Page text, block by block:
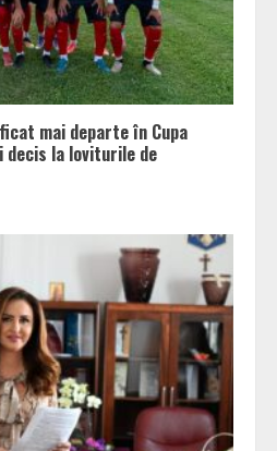
mai departe în Cupa
decis la loviturile de